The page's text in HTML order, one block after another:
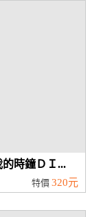
時鐘ＤＩ...
特價 320元